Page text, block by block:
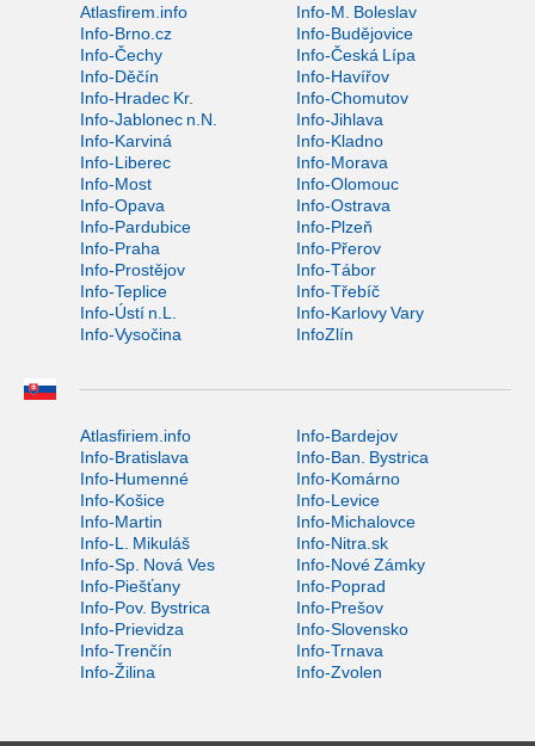
Atlasfirem.info
Info-M. Boleslav
Info-Brno.cz
Info-Budějovice
Info-Čechy
Info-Česká Lípa
Info-Děčín
Info-Havířov
Info-Hradec Kr.
Info-Chomutov
Info-Jablonec n.N.
Info-Jihlava
Info-Karviná
Info-Kladno
Info-Liberec
Info-Morava
Info-Most
Info-Olomouc
Info-Opava
Info-Ostrava
Info-Pardubice
Info-Plzeň
Info-Praha
Info-Přerov
Info-Prostějov
Info-Tábor
Info-Teplice
Info-Třebíč
Info-Ústí n.L.
Info-Karlovy Vary
Info-Vysočina
InfoZlín
Atlasfiriem.info
Info-Bardejov
Info-Bratislava
Info-Ban. Bystrica
Info-Humenné
Info-Komárno
Info-Košice
Info-Levice
Info-Martin
Info-Michalovce
Info-L. Mikuláš
Info-Nitra.sk
Info-Sp. Nová Ves
Info-Nové Zámky
Info-Piešťany
Info-Poprad
Info-Pov. Bystrica
Info-Prešov
Info-Prievidza
Info-Slovensko
Info-Trenčín
Info-Trnava
Info-Žilina
Info-Zvolen